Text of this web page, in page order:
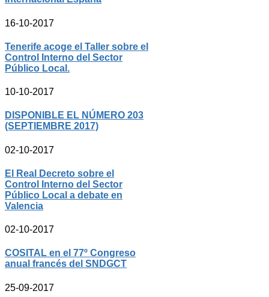
16-10-2017
Tenerife acoge el Taller sobre el
Control Interno del Sector
Público Local.
10-10-2017
DISPONIBLE EL NÚMERO 203
(SEPTIEMBRE 2017)
02-10-2017
El Real Decreto sobre el
Control Interno del Sector
Público Local a debate en
Valencia
02-10-2017
COSITAL en el 77º Congreso
anual francés del SNDGCT
25-09-2017